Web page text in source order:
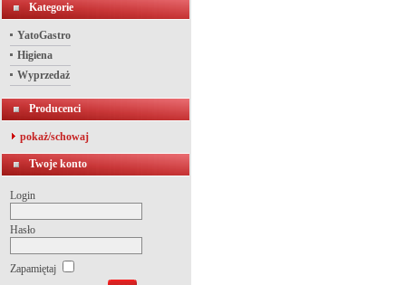
Kategorie
YatoGastro
Higiena
Wyprzedaż
Producenci
pokaż/schowaj
Twoje konto
Login
Hasło
Zapamiętaj